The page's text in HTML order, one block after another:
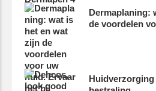
Dermaplaning:
de voordelen